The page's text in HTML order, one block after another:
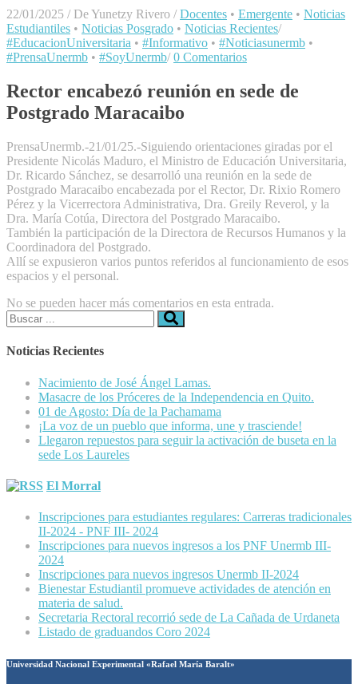
22/01/2025 / De Yunetzy Rivero / Docentes • Emergente • Noticias
Estudiantiles • Noticias Posgrado • Noticias Recientes/
#EducacionUniversitaria • #Informativo • #Noticiasunermb •
#PrensaUnermb • #SoyUnermb/ 0 Comentarios
Rector encabezó reunión en sede de
Postgrado Maracaibo
PrensaUnermb.-21/01/25.-Siguiendo orientaciones giradas por el
Presidente Nicolás Maduro, el Ministro de Educación Universitaria,
Dr. Ricardo Sánchez, se desarrolló una reunión en la sede de
Postgrado Maracaibo encabezada por el Rector, Dr. Rixio Romero
Pérez y la Vicerrectora Administrativa, Dra. Greily Reverol, y la
Dra. María Cotúa, Directora del Postgrado Maracaibo.
También la participación de la Directora de Recursos Humanos y la
Coordinadora del Postgrado.
Allí se expusieron varios puntos referidos al funcionamiento de esos
espacios y el personal.
No se pueden hacer más comentarios en esta entrada.
Buscar:
Noticias Recientes
Nacimiento de José Ángel Lamas.
Masacre de los Próceres de la Independencia en Quito.
01 de Agosto: Día de la Pachamama
¡La voz de un pueblo que informa, une y trasciende!
Llegaron repuestos para seguir la activación de buseta en la
sede Los Laureles
El Morral
Inscripciones para estudiantes regulares: Carreras tradicionales
II-2024 - PNF III- 2024
Inscripciones para nuevos ingresos a los PNF Unermb III-
2024
Inscripciones para nuevos ingresos Unermb II-2024
Bienestar Estudiantil promueve actividades de atención en
materia de salud.
Secretaria Rectoral recorrió sede de La Cañada de Urdaneta
Listado de graduandos Coro 2024
Universidad Nacional Experimental «Rafael María Baralt»